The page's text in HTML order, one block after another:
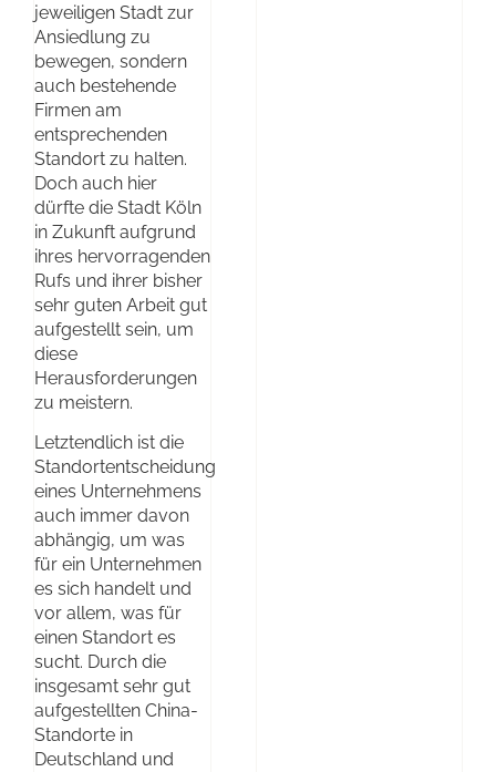
jeweiligen Stadt zur
Ansiedlung zu
bewegen, sondern
auch bestehende
Firmen am
entsprechenden
Standort zu halten.
Doch auch hier
dürfte die Stadt Köln
in Zukunft aufgrund
ihres hervorragenden
Rufs und ihrer bisher
sehr guten Arbeit gut
aufgestellt sein, um
diese
Herausforderungen
zu meistern.
Letztendlich ist die
Standortentscheidung
eines Unternehmens
auch immer davon
abhängig, um was
für ein Unternehmen
es sich handelt und
vor allem, was für
einen Standort es
sucht. Durch die
insgesamt sehr gut
aufgestellten China-
Standorte in
Deutschland und